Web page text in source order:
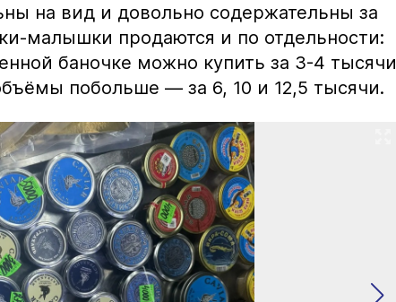
на вид и довольно содержательны за
малышки продаются и по отдельности:
баночке можно купить за 3-4 тысячи
побольше — за 6, 10 и 12,5 тысячи.